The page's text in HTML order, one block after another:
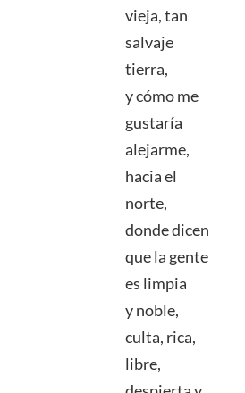
vieja, tan
salvaje
tierra,
y cómo me
gustaría
alejarme,
hacia el
norte,
donde dicen
que la gente
es limpia
y noble,
culta, rica,
libre,